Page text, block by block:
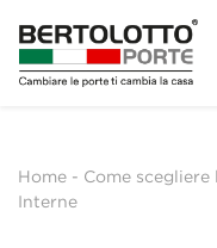
Home - Come
Interne